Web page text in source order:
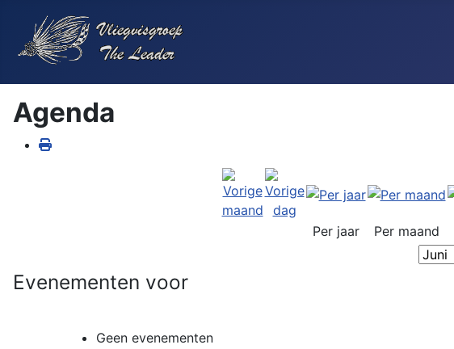
Agenda
Per jaar Per maand
Evenementen voor
Geen evenementen